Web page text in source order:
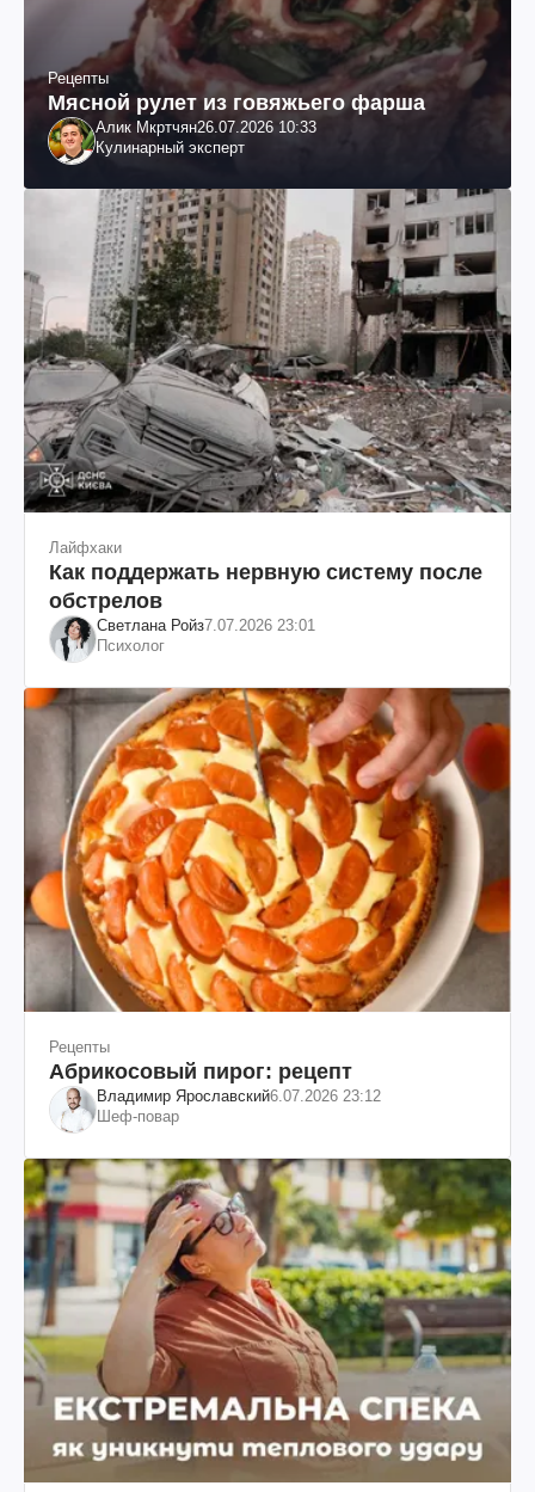
Рецепты
Мясной рулет из говяжьего фарша
Алик Мкртчян26.07.2026 10:33
Кулинарный эксперт
Лайфхаки
Как поддержать нервную систему после
обстрелов
Светлана Ройз7.07.2026 23:01
Психолог
Рецепты
Абрикосовый пирог: рецепт
Владимир Ярославский6.07.2026 23:12
Шеф-повар